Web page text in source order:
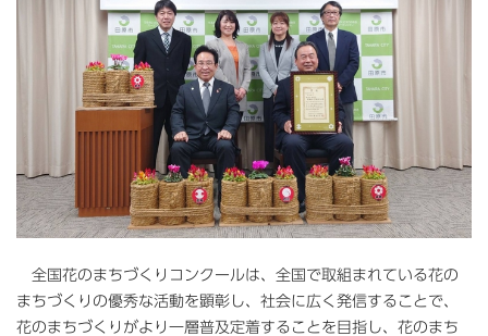
全国花のまちづくりコンクールは、全国で取組まれている花の
まちづくりの優秀な活動を顕彰し、社会に広く発信することで、
花のまちづくりがより一層普及定着することを目指し、花のまち